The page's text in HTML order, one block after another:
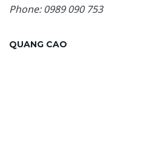
Phone: 0989 090 753
QUANG CAO